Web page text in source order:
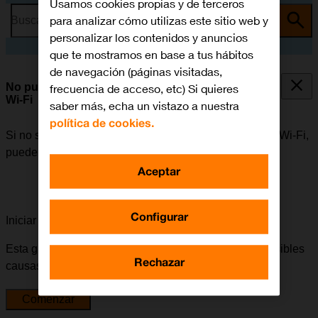
Busca por problema o tema
No puedo utilizar mi móvil como punto de acceso
Wi-Fi
Si no se puede utilizar el móvil como punto de acceso Wi-Fi,
puede haber varias causas posibles al problema.
Iniciar la guía para solucionar tu problema
Esta guía te va a conducir a través de una serie de posibles
causas y soluciones al problema.
Comenzar
Usamos cookies propias y de terceros
para analizar cómo utilizas este sitio web y
personalizar los contenidos y anuncios
que te mostramos en base a tus hábitos
de navegación (páginas visitadas,
frecuencia de acceso, etc) Si quieres
saber más, echa un vistazo a nuestra
política de cookies.
Configurar
Rechazar
Aceptar